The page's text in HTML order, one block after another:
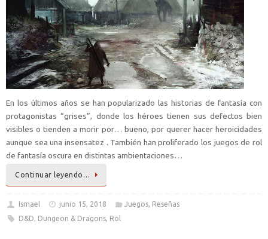
En los últimos años se han popularizado las historias de fantasía con
protagonistas “grises”, donde los héroes tienen sus defectos bien
visibles o tienden a morir por… bueno, por querer hacer heroicidades
aunque sea una insensatez . También han proliferado los juegos de rol
de fantasía oscura en distintas ambientaciones…
Continuar leyendo…
Ismael junio 15, 2018 Juegos, Reseñas
D&D, Dungeon & Dragons, Rol